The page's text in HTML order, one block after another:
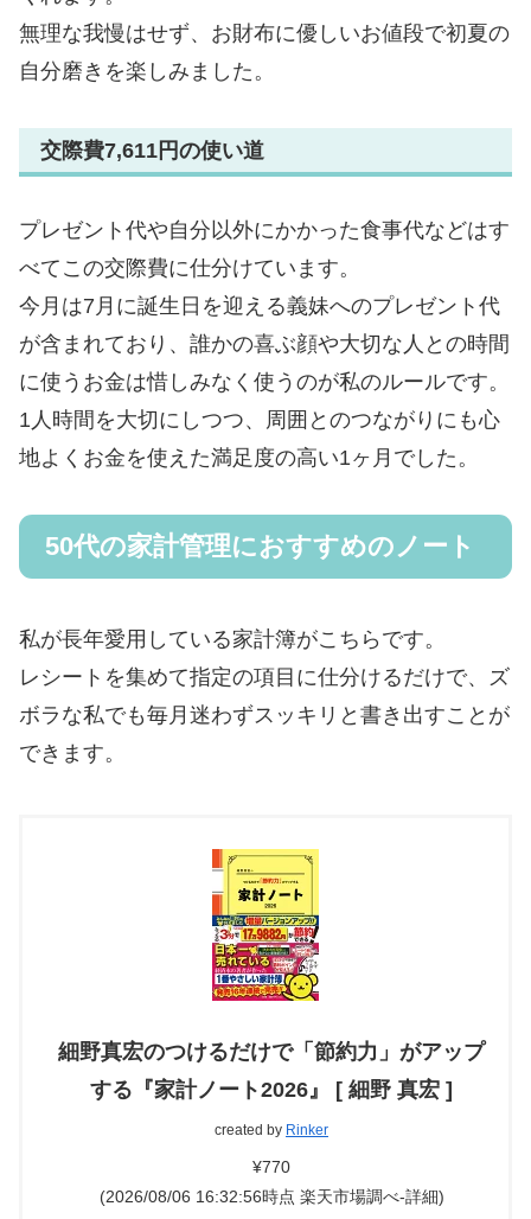
無理な我慢はせず、お財布に優しいお値段で初夏の
自分磨きを楽しみました。
交際費7,611円の使い道
プレゼント代や自分以外にかかった食事代などはす
べてこの交際費に仕分けています。
今月は7月に誕生日を迎える義妹へのプレゼント代
が含まれており、誰かの喜ぶ顔や大切な人との時間
に使うお金は惜しみなく使うのが私のルールです。
1人時間を大切にしつつ、周囲とのつながりにも心
地よくお金を使えた満足度の高い1ヶ月でした。
50代の家計管理におすすめのノート
私が長年愛用している家計簿がこちらです。
レシートを集めて指定の項目に仕分けるだけで、ズ
ボラな私でも毎月迷わずスッキリと書き出すことが
できます。
細野真宏のつけるだけで「節約力」がアップ
する『家計ノート2026』 [ 細野 真宏 ]
created by Rinker
¥770
(2026/08/06 16:32:56時点 楽天市場調べ-詳細)